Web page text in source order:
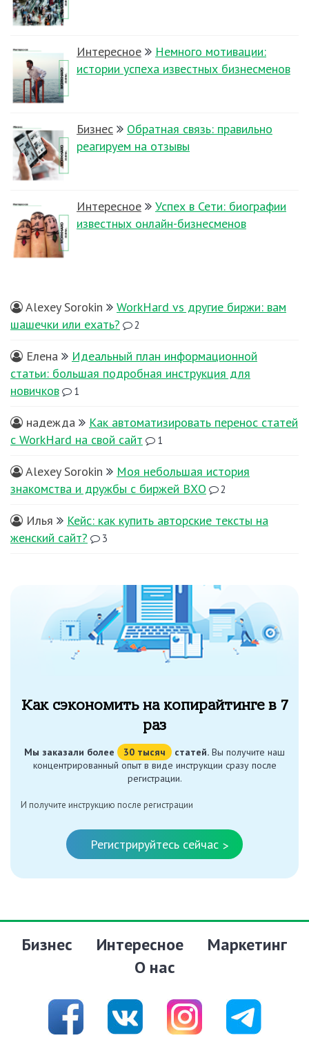
Интересное
Немного мотивации:
истории успеха известных бизнесменов
Бизнес
Обратная связь: правильно
реагируем на отзывы
Интересное
Успех в Сети: биографии
известных онлайн-бизнесменов
Alexey Sorokin
WorkHard vs другие биржи: вам
шашечки или ехать?
2
Елена
Идеальный план информационной
статьи: большая подробная инструкция для
новичков
1
надежда
Как автоматизировать перенос статей
с WorkHard на свой сайт
1
Alexey Sorokin
Моя небольшая история
знакомства и дружбы с биржей ВХО
2
Илья
Кейс: как купить авторские тексты на
женский сайт?
3
Как сэкономить на копирайтинге в 7
раз
Мы заказали более 30 тысяч статей. Вы получите наш
концентрированный опыт в виде инструкции сразу после
регистрации.
И получите инструкцию после регистрации
Регистрируйтесь сейчас >
Бизнес Интересное
Маркетинг
О нас